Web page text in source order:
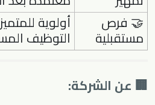
🤝 فرص
مستقبلية
أولوية
التوظيف
🏢 عن الشركة: